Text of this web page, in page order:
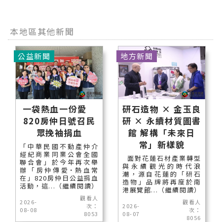
本地區其他新聞
一袋熱血一份愛
820房仲日號召民
眾挽袖捐血
「中華民國不動產仲介
經紀商業同業公會全國
聯合會」於今年再次舉
辦「房仲傳愛˙熱血常
在」820房仲日公益捐血
活動，這...（繼續閱讀）
2026-
08-08
觀看人
次：
8053
公益新聞
研石造物 × 金玉良
研 × 永續材質圖書
館 解構「未來日
常」新樣貌
面對花蓮石材產業轉型
與永續觀光的時代浪
潮，源自花蓮的「研石
造物」品牌將再度於南
港展覽館...（繼續閱讀）
2026-
08-07
觀看人
次：
8056
地方新聞